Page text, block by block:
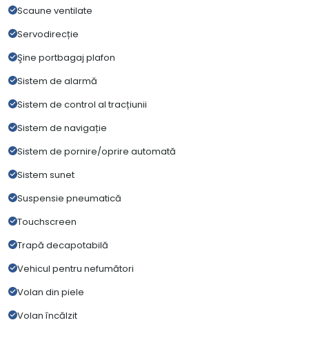
Scaune ventilate
Servodirecție
Şine portbagaj plafon
Sistem de alarmă
Sistem de control al tracțiunii
Sistem de navigație
Sistem de pornire/oprire automată
Sistem sunet
Suspensie pneumatică
Touchscreen
Trapă decapotabilă
Vehicul pentru nefumători
Volan din piele
Volan încălzit